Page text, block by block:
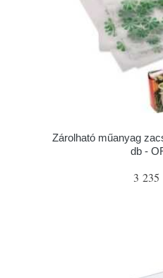
Zárolható műanyag
db -
3 235